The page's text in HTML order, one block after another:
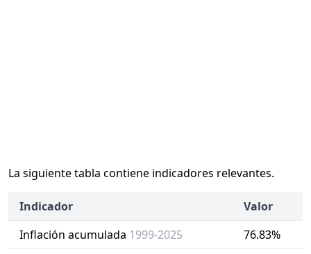
La siguiente tabla contiene indicadores relevantes.
Indicador
Valor
Inflación acumulada 1999-2025
76.83%